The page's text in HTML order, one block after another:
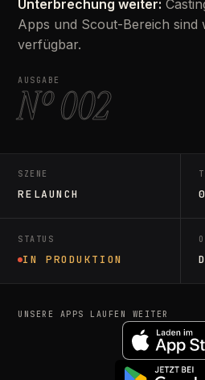
Unterbrechung weiter:
Apps und Scout-Bereich sind
verfügbar.
AUSGABE
Nº 002
SZENE
RELAUNCH
STATUS
IN PRODUKTION
UNSERE APPS LAUFEN WEITER